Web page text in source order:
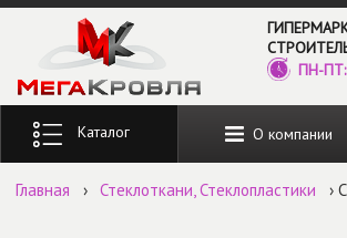
Перейти к основному содержанию
ПН-
О компании
Введите ключевые слова для поиска
Главная › Стеклоткани, Стеклопластики ›